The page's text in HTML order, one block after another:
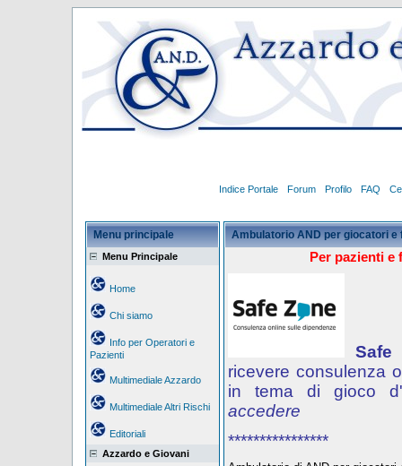
Indice Portale Forum Profilo FAQ
Menu principale
Menu Principale
Home
Chi siamo
Info per Operatori e
Pazienti
Multimediale Azzardo
Multimediale Altri Rischi
Editoriali
Azzardo e Giovani
Ambulatorio AND per giocatori e
Per pazienti e
Safe
ricevere consulenza
in tema di gioco
accedere
****************